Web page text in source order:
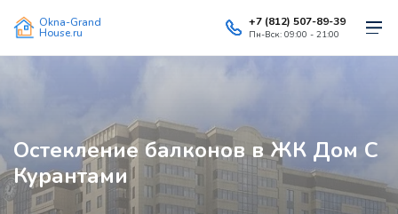
Okna-Grand
House.ru
+7 (812) 507-89-39
Пн-Вск: 09:00 - 21:00
Остекление балконов в ЖК Дом С
Курантами